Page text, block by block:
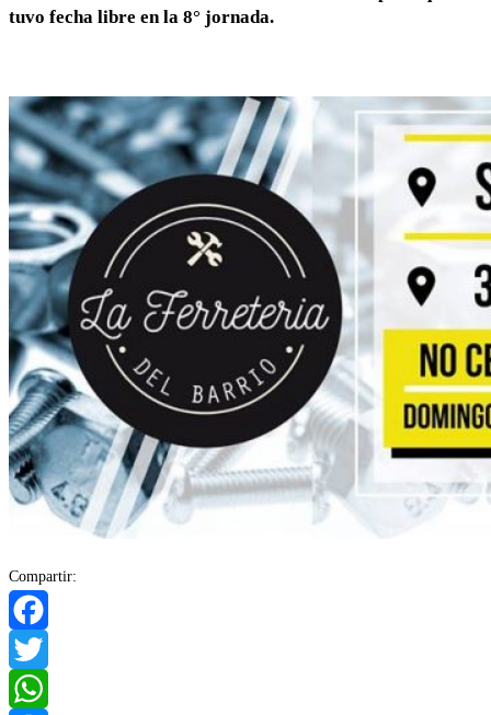
tuvo fecha libre en la 8° jornada.
Compartir:
Facebook
Twitter